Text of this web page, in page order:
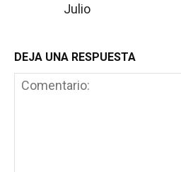
Julio
DEJA UNA RESPUESTA